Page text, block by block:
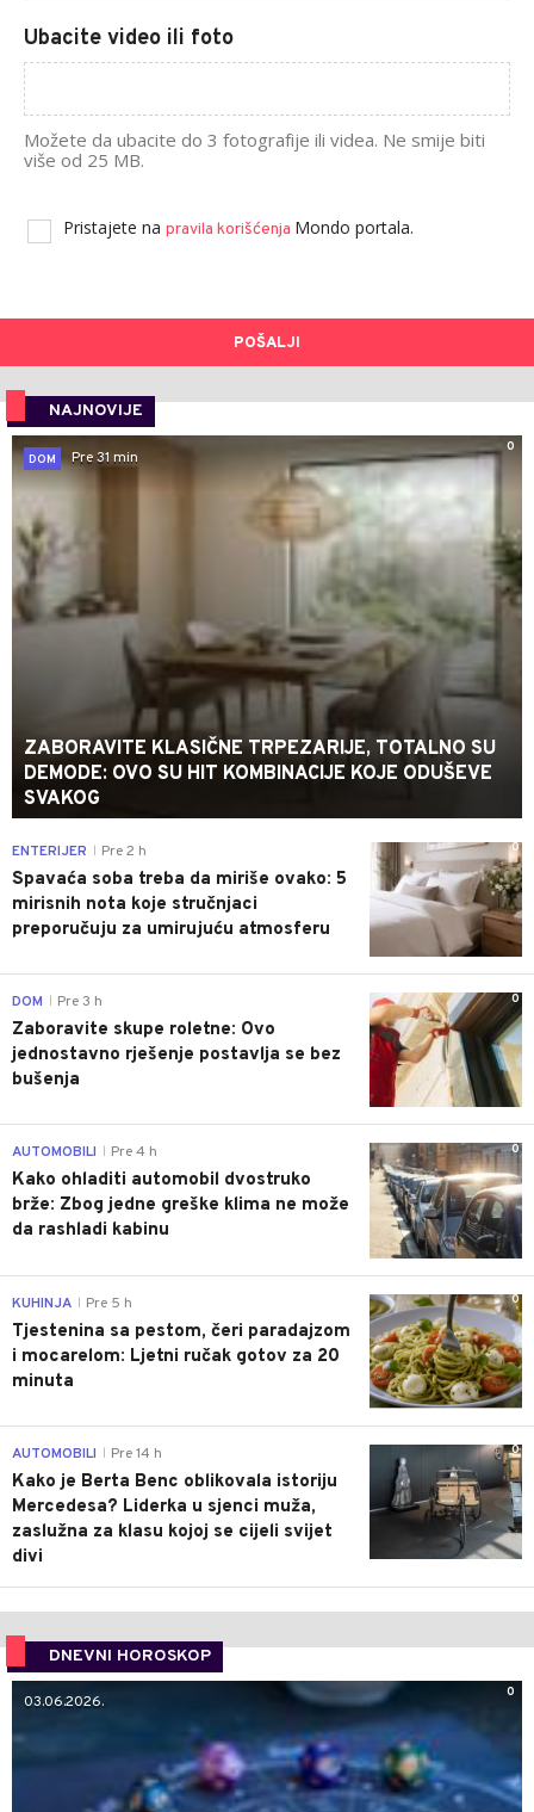
Ubacite video ili foto
Možete da ubacite do 3 fotografije ili videa. Ne smije biti
više od 25 MB.
Pristajete na pravila korišćenja Mondo portala.
POŠALJI
NAJNOVIJE
0
DOM
Pre 31 min
ZABORAVITE KLASIČNE TRPEZARIJE, TOTALNO SU
DEMODE: OVO SU HIT KOMBINACIJE KOJE ODUŠEVE
SVAKOG
0
ENTERIJER Pre 2 h
Spavaća soba treba da miriše ovako: 5
mirisnih nota koje stručnjaci
preporučuju za umirujuću atmosferu
0
DOM Pre 3 h
Zaboravite skupe roletne: Ovo
jednostavno rješenje postavlja se bez
bušenja
0
AUTOMOBILI Pre 4 h
Kako ohladiti automobil dvostruko
brže: Zbog jedne greške klima ne može
da rashladi kabinu
0
KUHINJA Pre 5 h
Tjestenina sa pestom, čeri paradajzom
i mocarelom: Ljetni ručak gotov za 20
minuta
0
AUTOMOBILI Pre 14 h
Kako je Berta Benc oblikovala istoriju
Mercedesa? Liderka u sjenci muža,
zaslužna za klasu kojoj se cijeli svijet
divi
DNEVNI HOROSKOP
0
03.06.2026.